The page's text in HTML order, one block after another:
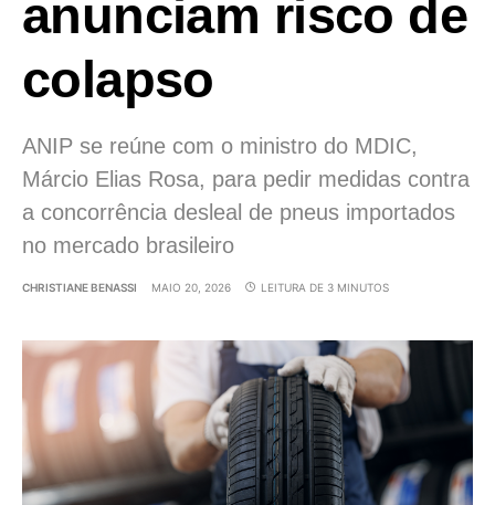
anunciam risco de
colapso
ANIP se reúne com o ministro do MDIC,
Márcio Elias Rosa, para pedir medidas contra
a concorrência desleal de pneus importados
no mercado brasileiro
CHRISTIANE BENASSI MAIO 20, 2026 LEITURA DE 3 MINUTOS